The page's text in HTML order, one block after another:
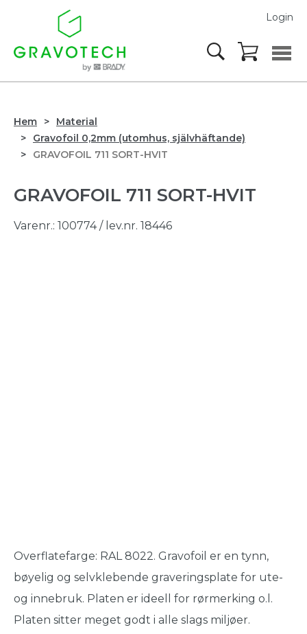
Login
Hem
Material
Gravofoil 0,2mm (utomhus, självhäftande)
GRAVOFOIL 711 SORT-HVIT
GRAVOFOIL 711 SORT-HVIT
Varenr.: 100774 / lev.nr. 18446
Overflatefarge: RAL 8022. Gravofoil er en tynn,
bøyelig og selvklebende graveringsplate for ute-
og innebruk. Platen er ideell for rørmerking o.l.
Platen sitter meget godt i alle slags miljøer.